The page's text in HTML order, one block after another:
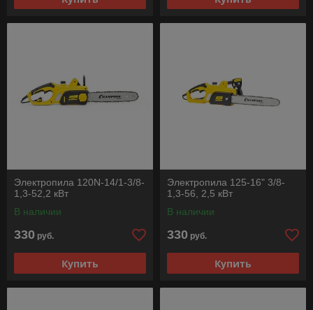
Электропила 120N-14/1-3/8-
1,3-52,2 кВт
В наличии
330 руб.
Купить
Электропила 125-16" 3/8-
1,3-56, 2,5 кВт
В наличии
330 руб.
Купить